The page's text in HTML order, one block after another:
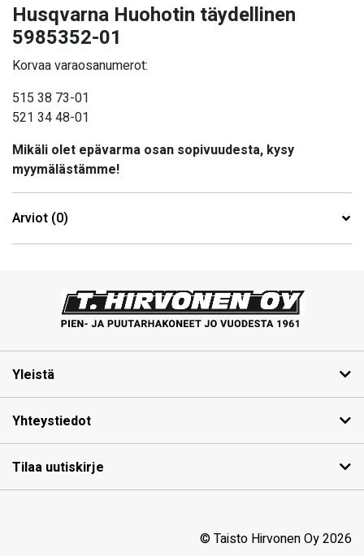
Husqvarna Huohotin täydellinen
5985352-01
Korvaa varaosanumerot:
515 38 73-01
521 34 48-01
Mikäli olet epävarma osan sopivuudesta, kysy
myymälästämme!
Arviot (0)
Yleistä
Yhteystiedot
Tilaa uutiskirje
© Taisto Hirvonen Oy 2026